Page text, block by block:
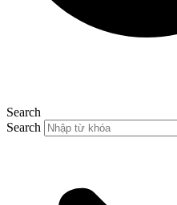
Search
Search